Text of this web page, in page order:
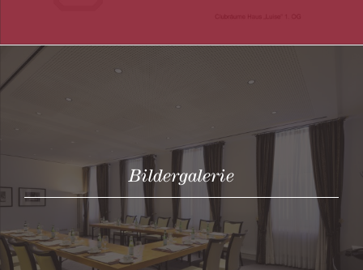
Bildergalerie